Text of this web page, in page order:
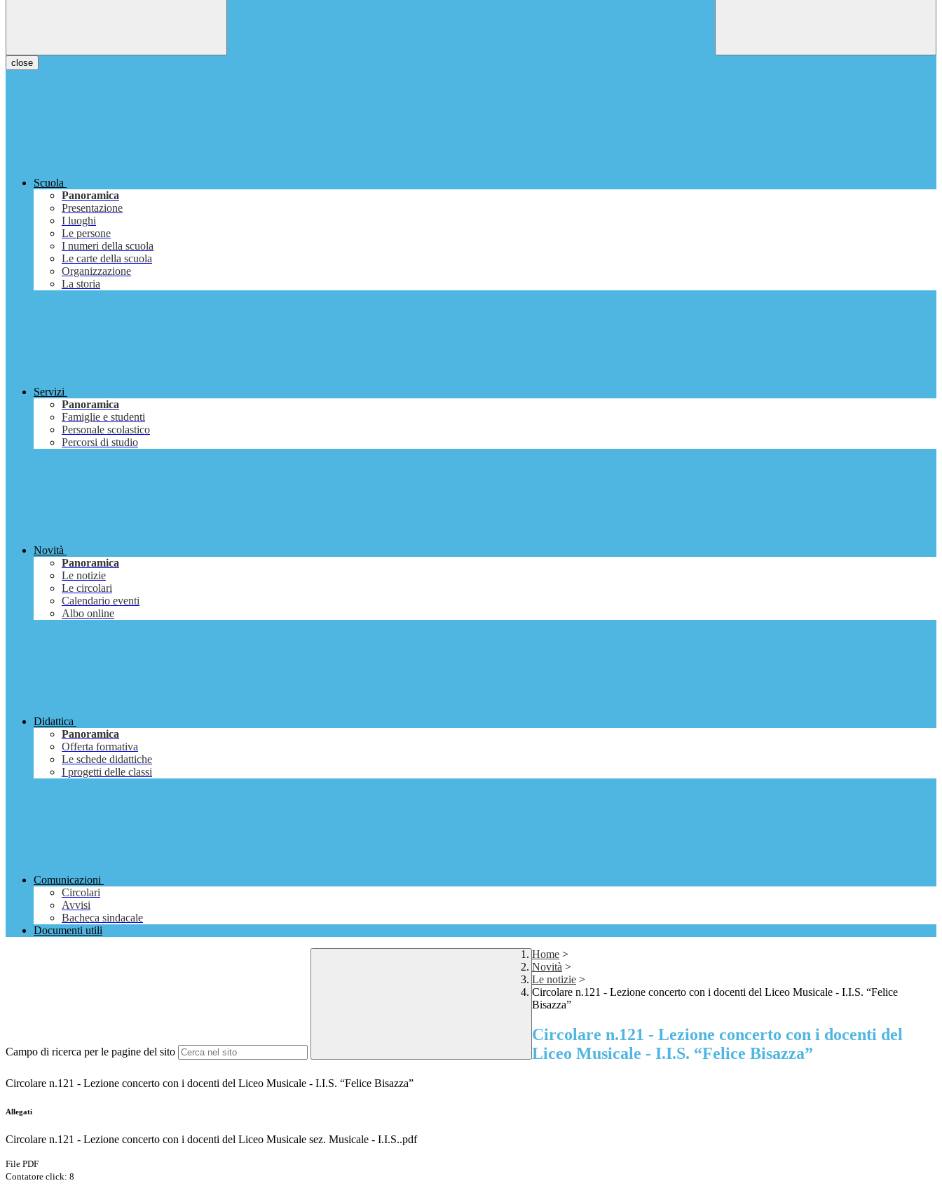
close
Scuola
Panoramica
Presentazione
I luoghi
Le persone
I numeri della scuola
Le carte della scuola
Organizzazione
La storia
Servizi
Panoramica
Famiglie e studenti
Personale scolastico
Percorsi di studio
Novità
Panoramica
Le notizie
Le circolari
Calendario eventi
Albo online
Didattica
Panoramica
Offerta formativa
Le schede didattiche
I progetti delle classi
Comunicazioni
Circolari
Avvisi
Bacheca sindacale
Documenti utili
Campo di ricerca per le pagine del sito
Home >
Novità >
Le notizie >
Circolare n.121 - Lezione concerto con i docenti del Liceo Musicale - I.I.S. “Felice
Bisazza”
Circolare n.121 - Lezione concerto con i docenti del
Liceo Musicale - I.I.S. “Felice Bisazza”
Circolare n.121 - Lezione concerto con i docenti del Liceo Musicale - I.I.S. “Felice Bisazza”
Allegati
Circolare n.121 - Lezione concerto con i docenti del Liceo Musicale sez. Musicale - I.I.S..pdf
File PDF
Contatore click: 8